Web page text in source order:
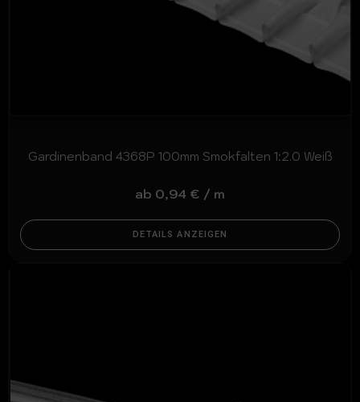
Gardinenband 4368P 100mm Smokfalten 1:2.0 Weiß
ab 0,94 € / m
DETAILS ANZEIGEN